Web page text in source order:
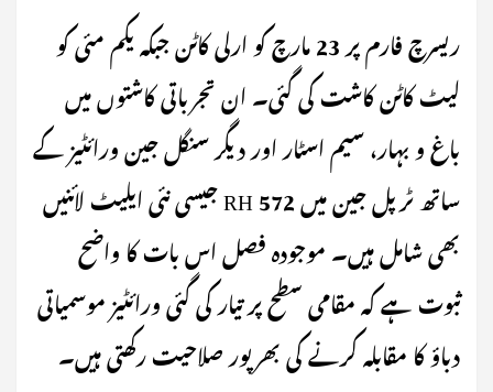
ریسرچ فارم پر 23 مارچ کو ارلی کاٹن جبکہ یکم مئی کو
لیٹ کاٹن کاشت کی گئی۔ ان تجرباتی کاشتوں میں
باغ و بہار، سیم اسٹار اور دیگر سنگل جین ورائٹیز کے
ساتھ ٹرپل جین میں RH 572 جیسی نئی ایلیٹ لائنیں
بھی شامل ہیں۔ موجودہ فصل اس بات کا واضح
ثبوت ہے کہ مقامی سطح پر تیار کی گئی ورائٹیز موسمیاتی
دباؤ کا مقابلہ کرنے کی بھرپور صلاحیت رکھتی ہیں۔